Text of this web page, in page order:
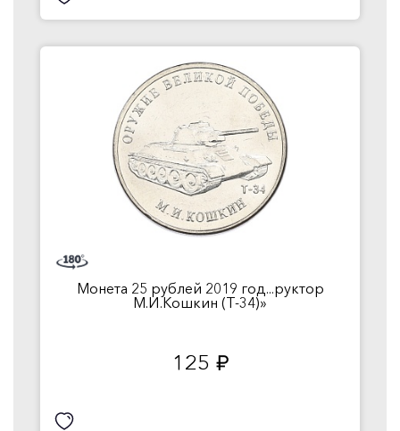
Монета 25 рублей 2019 год...руктор
М.И.Кошкин (Т-34)»
125 руб.